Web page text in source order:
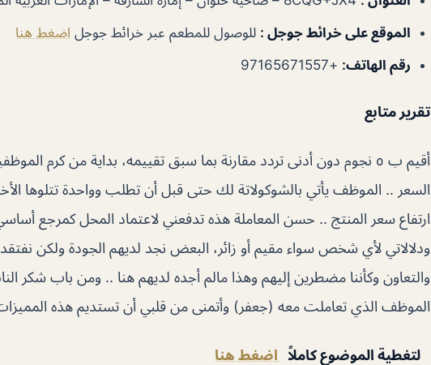
الموقع على خرائط جوجل : للوصول للمطعم عبر خرائط جوجل اضغط هنا
رقم الهاتف:
+97165671557
تقرير متابع
أقيم ب ٥ نجوم دون أدنى تردد مقارنة بما سبق تقييمه، بداية من كرم
السعر .. الموظف يأتي بالشوكولاتة لك حتى قبل أن تطلب وواحدة تتلوها
ارتفاع سعر المنتج .. حسن المعاملة هذه تدفعني لاعتماد المحل كمرجع
ودلالاتي لأي شخص سواء مقيم أو زائر، البعض نجد لديهم الجودة ولكن نفتقد
والتعاون وكأننا مضطرين إليهم وهذا مالم أجده لديهم هنا .. ومن باب شكر
الموظف الذي تعاملت معه (جعفر) وأتمنى من قلبي أن تستديم هذه المميزات
لتغطية الموضوع كاملاً اضغط هنا